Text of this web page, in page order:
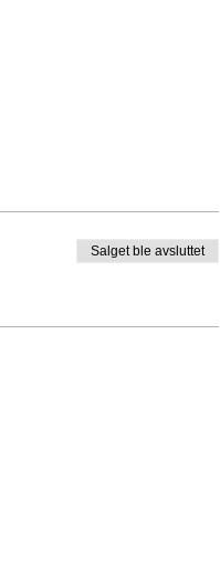
med noe hjemmeifra
flekk. Det er viktig at disse
Salget ble avsluttet